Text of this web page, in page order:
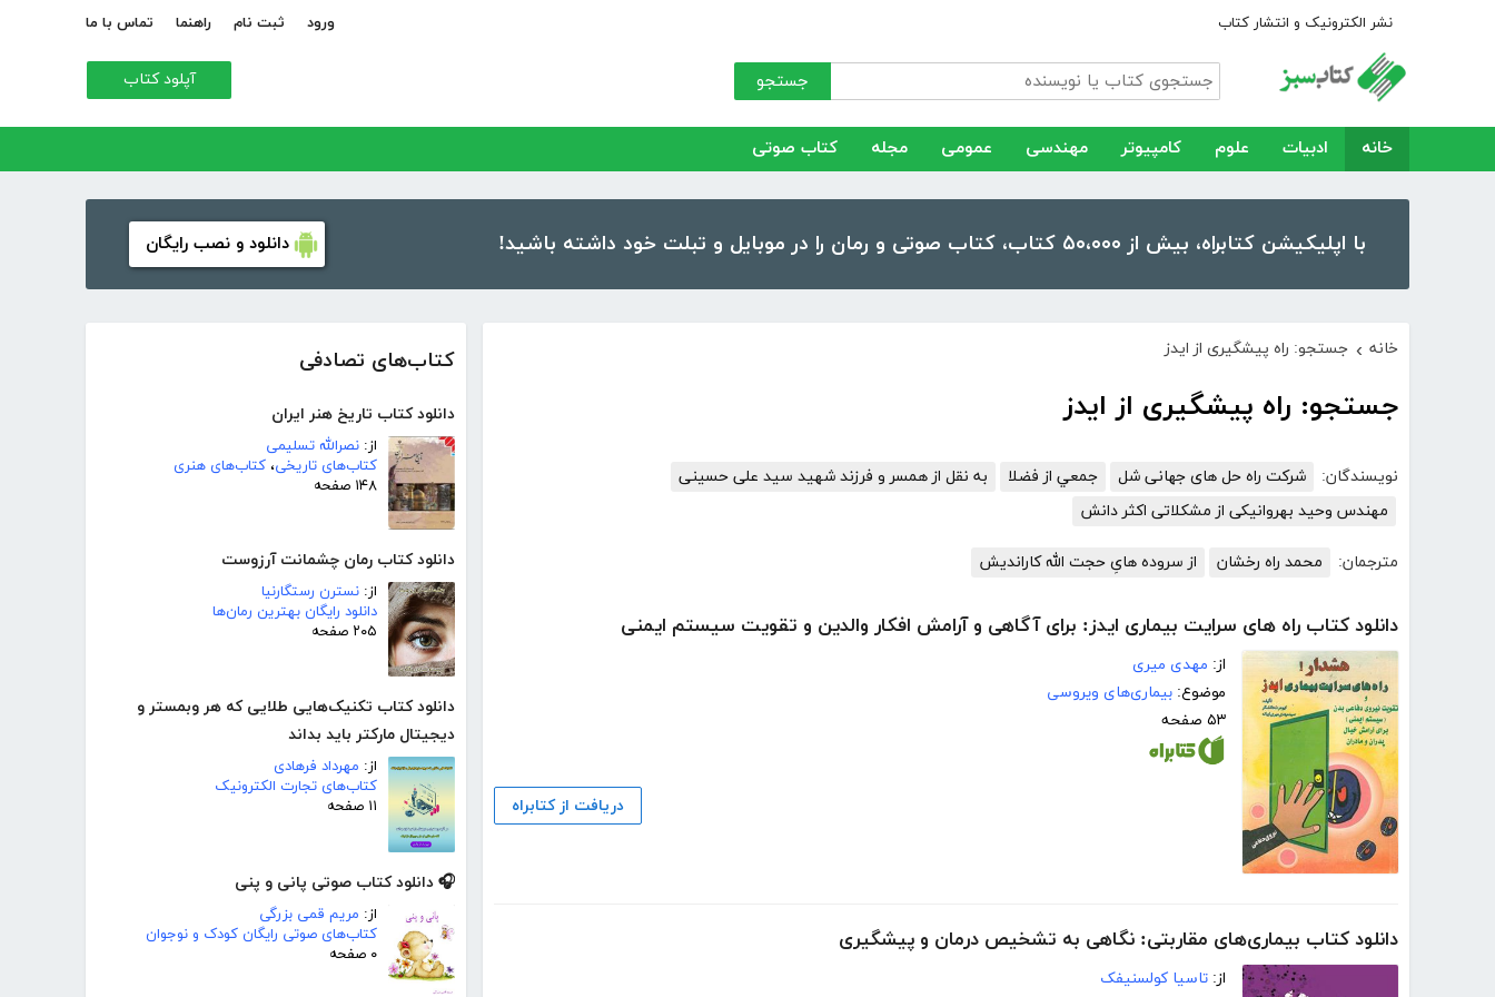
نشر الکترونیک و انتشار کتاب ورود ثبت نام راهنما تماس با ما
جستجو آپلود کتاب
خانه ادبیات علوم کامپیوتر مهندسی عمومی مجله کتاب صوتی
با اپلیکیشن کتابراه، بیش از ۵۰،۰۰۰ کتاب، کتاب صوتی و رمان را در موبایل و تبلت خود داشته باشید! دانلود و نصب رایگان
کتاب‌های تصادفی
دانلود کتاب تاریخ هنر ایران
از: نصرالله تسلیمی
کتاب‌های تاریخی، کتاب‌های هنری
۱۴۸ صفحه
دانلود کتاب رمان چشمانت آرزوست
از: نسترن رستگارنیا
دانلود رایگان بهترین رمان‌ها
۲۰۵ صفحه
دانلود کتاب تکنیک‌هایی طلایی که هر وبمستر و
دیجیتال مارکتر باید بداند
از: مهرداد فرهادی
کتاب‌های تجارت الکترونیک
۱۱ صفحه
🎧 دانلود کتاب صوتی پانی و پنی
از: مریم قمی بزرگی
کتاب‌های صوتی رایگان کودک و نوجوان
۰ صفحه
خانه › جستجو: راه پیشگیری از ایدز
جستجو: راه پیشگیری از ایدز
نویسندگان: شرکت راه حل های جهانی شل جمعي از فضلا
به نقل از همسر و فرزند شهید سید علی حسینی
مهندس وحید بهروانیکی از مشکلاتی اکثر دانش
مترجمان: محمد راه رخشان از سروده هایِ حجت الله کاراندیش
دانلود کتاب راه های سرایت بیماری ایدز: برای آگاهی و آرامش افکار والدین و تقویت سیستم ایمنی
از: مهدی میری
موضوع: بیماری‌های ویروسی
۵۳ صفحه
دریافت از کتابراه
دانلود کتاب بیماری‌های مقاربتی: نگاهی به تشخیص درمان و پیشگیری
از: تاسیا کولسنیفک